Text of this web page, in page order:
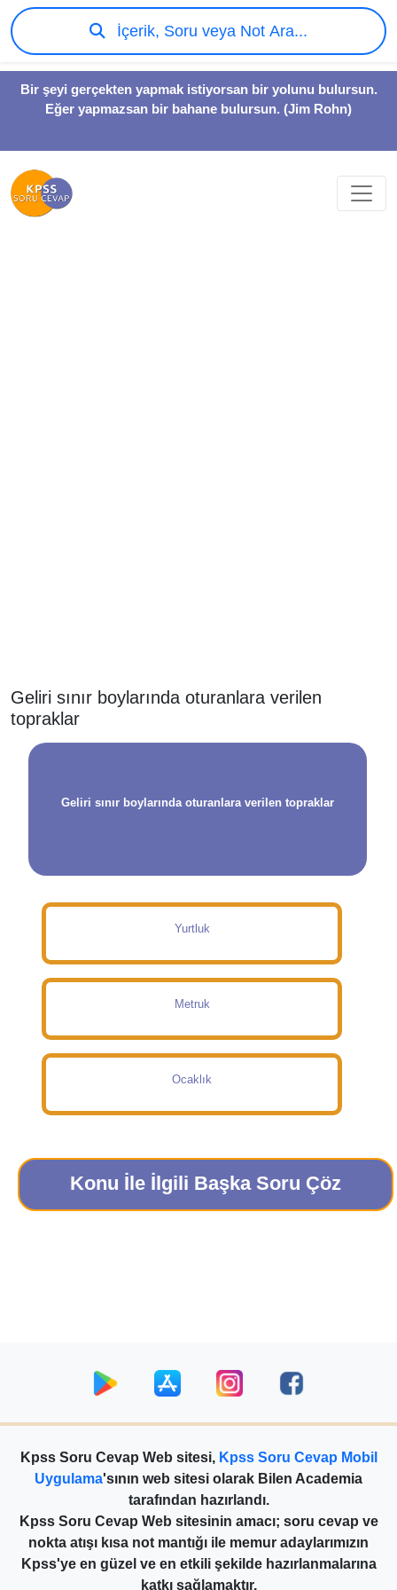
Bir şeyi gerçekten yapmak istiyorsan bir yolunu bulursun.
Eğer yapmazsan bir bahane bulursun. (Jim Rohn)
İçerik, Soru veya Not Ara...
Geliri sınır boylarında oturanlara verilen
topraklar
Geliri sınır boylarında oturanlara verilen topraklar
Yurtluk
Metruk
Ocaklık
Konu İle İlgili Başka Soru Çöz
Kpss Soru Cevap Web sitesi, Kpss Soru Cevap Mobil
Uygulama'sının web sitesi olarak Bilen Academia
tarafından hazırlandı.
Kpss Soru Cevap Web sitesinin amacı; soru cevap ve
nokta atışı kısa not mantığı ile memur adaylarımızın
Kpss'ye en güzel ve en etkili şekilde hazırlanmalarına
katkı sağlamaktır.